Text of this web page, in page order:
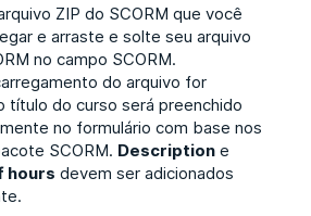
ZIP do SCORM que você
e arraste e solte seu arquivo
no campo SCORM.
do arquivo for
título do curso será preenchido
no formulário com base nos
SCORM. Descriptione
hours devem ser adicionados